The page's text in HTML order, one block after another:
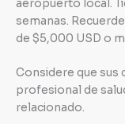
aeropuerto local.
semanas.
de $5,000 USD o
Considere que sus
profesional de
relacionado.